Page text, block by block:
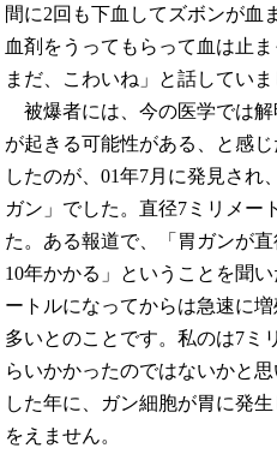
間に2回も下血してズボンが血
血剤をうってもらって血は止
まだ、こわいね」と話していま
被爆者には、今の医学では
が起きる可能性がある、と感
したのが、01年7月に発見され
ガン」でした。直径7ミリメー
た。ある報道で、「胃ガンが
10年かかる」ということを聞
ートルになってからは急速に
多いとのことです。私のは7ミ
らいかかったのではないかと
した年に、ガン細胞が胃に発
をえません。